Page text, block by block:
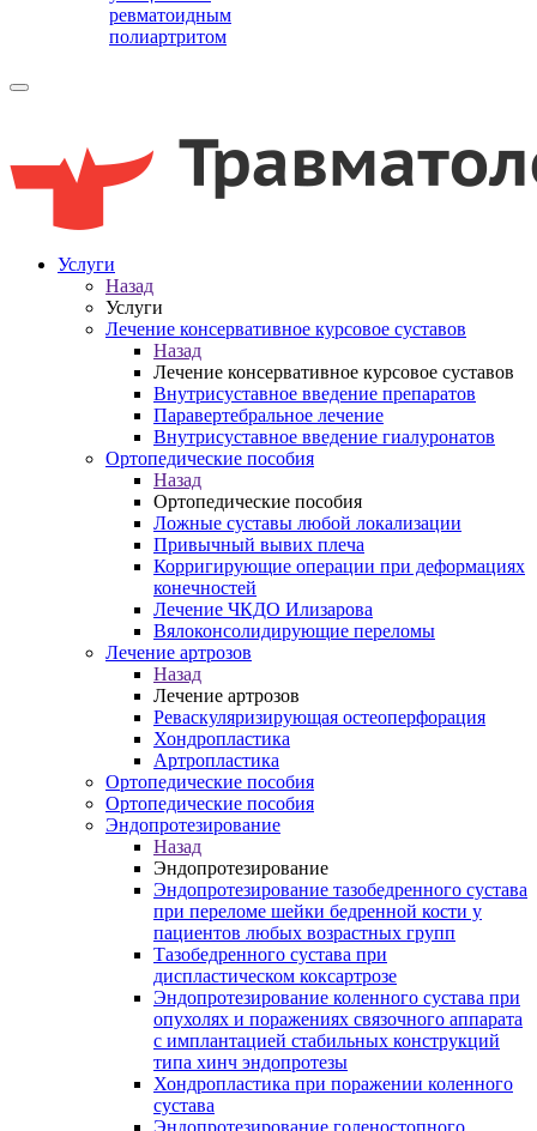
ревматоидным
полиартритом
Услуги
Назад
Услуги
Лечение консервативное курсовое суставов
Назад
Лечение консервативное курсовое суставов
Внутрисуставное введение препаратов
Паравертебральное лечение
Внутрисуставное введение гиалуронатов
Ортопедические пособия
Назад
Ортопедические пособия
Ложные суставы любой локализации
Привычный вывих плеча
Корригирующие операции при деформациях
конечностей
Лечение ЧКДО Илизарова
Вялоконсолидирующие переломы
Лечение артрозов
Назад
Лечение артрозов
Реваскуляризирующая остеоперфорация
Хондропластика
Артропластика
Ортопедические пособия
Ортопедические пособия
Эндопротезирование
Назад
Эндопротезирование
Эндопротезирование тазобедренного сустава
при переломе шейки бедренной кости у
пациентов любых возрастных групп
Тазобедренного сустава при
диспластическом коксартрозе
Эндопротезирование коленного сустава при
опухолях и поражениях связочного аппарата
с имплантацией стабильных конструкций
типа хинч эндопротезы
Хондропластика при поражении коленного
сустава
Эндопротезирование голеностопного